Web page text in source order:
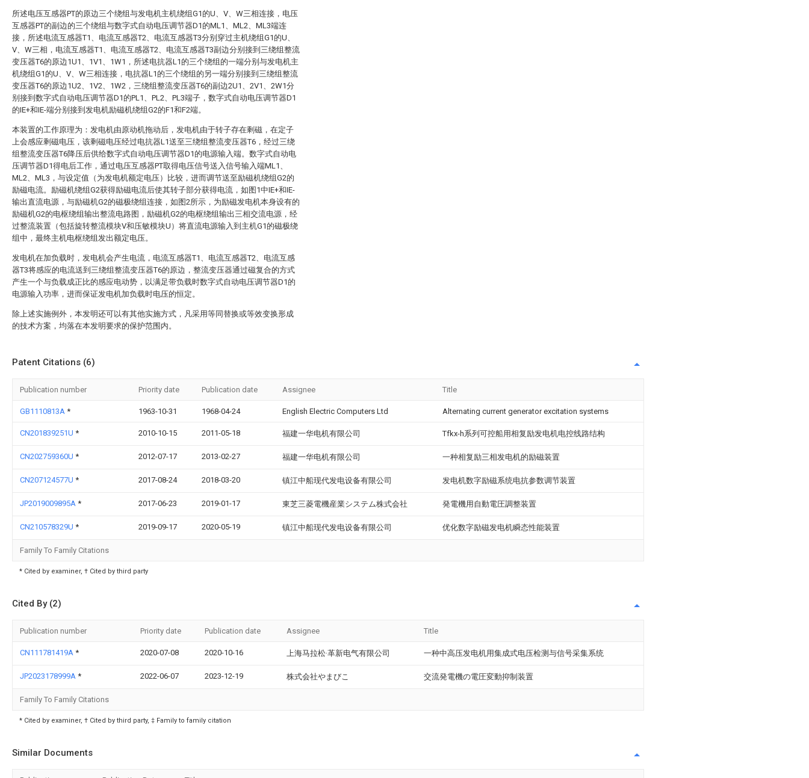
所述电压互感器PT的原边三个绕组与发电机主机绕组G1的U、V、W三相连接，电压
互感器PT的副边的三个绕组与数字式自动电压调节器D1的ML1、ML2、ML3端连
接，所述电流互感器T1、电流互感器T2、电流互感器T3分别穿过主机绕组G1的U、
V、W三相，电流互感器T1、电流互感器T2、电流互感器T3副边分别接到三绕组整流
变压器T6的原边1U1、1V1、1W1，所述电抗器L1的三个绕组的一端分别与发电机主
机绕组G1的U、V、W三相连接，电抗器L1的三个绕组的另一端分别接到三绕组整流
变压器T6的原边1U2、1V2、1W2，三绕组整流变压器T6的副边2U1、2V1、2W1分
别接到数字式自动电压调节器D1的PL1、PL2、PL3端子，数字式自动电压调节器D1
的IE+和IE-端分别接到发电机励磁机绕组G2的F1和F2端。
本装置的工作原理为：发电机由原动机拖动后，发电机由于转子存在剩磁，在定子
上会感应剩磁电压，该剩磁电压经过电抗器L1送至三绕组整流变压器T6，经过三绕
组整流变压器T6降压后供给数字式自动电压调节器D1的电源输入端。数字式自动电
压调节器D1得电后工作，通过电压互感器PT取得电压信号送入信号输入端ML1、
ML2、ML3，与设定值（为发电机额定电压）比较，进而调节送至励磁机绕组G2的
励磁电流。励磁机绕组G2获得励磁电流后使其转子部分获得电流，如图1中IE+和IE-
输出直流电源，与励磁机G2的磁极绕组连接，如图2所示，为励磁发电机本身设有的
励磁机G2的电枢绕组输出整流电路图，励磁机G2的电枢绕组输出三相交流电源，经
过整流装置（包括旋转整流模块V和压敏模块U）将直流电源输入到主机G1的磁极绕
组中，最终主机电枢绕组发出额定电压。
发电机在加负载时，发电机会产生电流，电流互感器T1、电流互感器T2、电流互感
器T3将感应的电流送到三绕组整流变压器T6的原边，整流变压器通过磁复合的方式
产生一个与负载成正比的感应电动势，以满足带负载时数字式自动电压调节器D1的
电源输入功率，进而保证发电机加负载时电压的恒定。
除上述实施例外，本发明还可以有其他实施方式，凡采用等同替换或等效变换形成
的技术方案，均落在本发明要求的保护范围内。
Patent Citations (6)
Publication number Priority date Publication date Assignee Title
GB1110813A * 1963-10-31 1968-04-24 English Electric Computers Ltd Alternating current generator excitation systems
CN201839251U * 2010-10-15 2011-05-18 福建一华电机有限公司 Tfkx-h系列可控船用相复励发电机电控线路结构
CN202759360U * 2012-07-17 2013-02-27 福建一华电机有限公司 一种相复励三相发电机的励磁装置
CN207124577U * 2017-08-24 2018-03-20 镇江中船现代发电设备有限公司 发电机数字励磁系统电抗参数调节装置
JP2019009895A * 2017-06-23 2019-01-17 東芝三菱電機産業システム株式会社 発電機用自動電圧調整装置
CN210578329U * 2019-09-17 2020-05-19 镇江中船现代发电设备有限公司 优化数字励磁发电机瞬态性能装置
Family To Family Citations
* Cited by examiner, † Cited by third party
Cited By (2)
Publication number Priority date Publication date Assignee Title
CN111781419A * 2020-07-08 2020-10-16 上海马拉松·革新电气有限公司 一种中高压发电机用集成式电压检测与信号采集系统
JP2023178999A * 2022-06-07 2023-12-19 株式会社やまびこ 交流発電機の電圧変動抑制装置
Family To Family Citations
* Cited by examiner, † Cited by third party, ‡ Family to family citation
Similar Documents